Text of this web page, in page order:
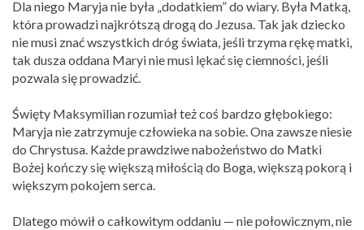
Dla niego Maryja nie była „dodatkiem” do wiary. Była Matką,
która prowadzi najkrótszą drogą do Jezusa. Tak jak dziecko
nie musi znać wszystkich dróg świata, jeśli trzyma rękę matki,
tak dusza oddana Maryi nie musi lękać się ciemności, jeśli
pozwala się prowadzić.
Święty Maksymilian rozumiał też coś bardzo głębokiego:
Maryja nie zatrzymuje człowieka na sobie. Ona zawsze niesie
do Chrystusa. Każde prawdziwe nabożeństwo do Matki
Bożej kończy się większą miłością do Boga, większą pokorą i
większym pokojem serca.
Dlatego mówił o całkowitym oddaniu — nie połowicznym, nie